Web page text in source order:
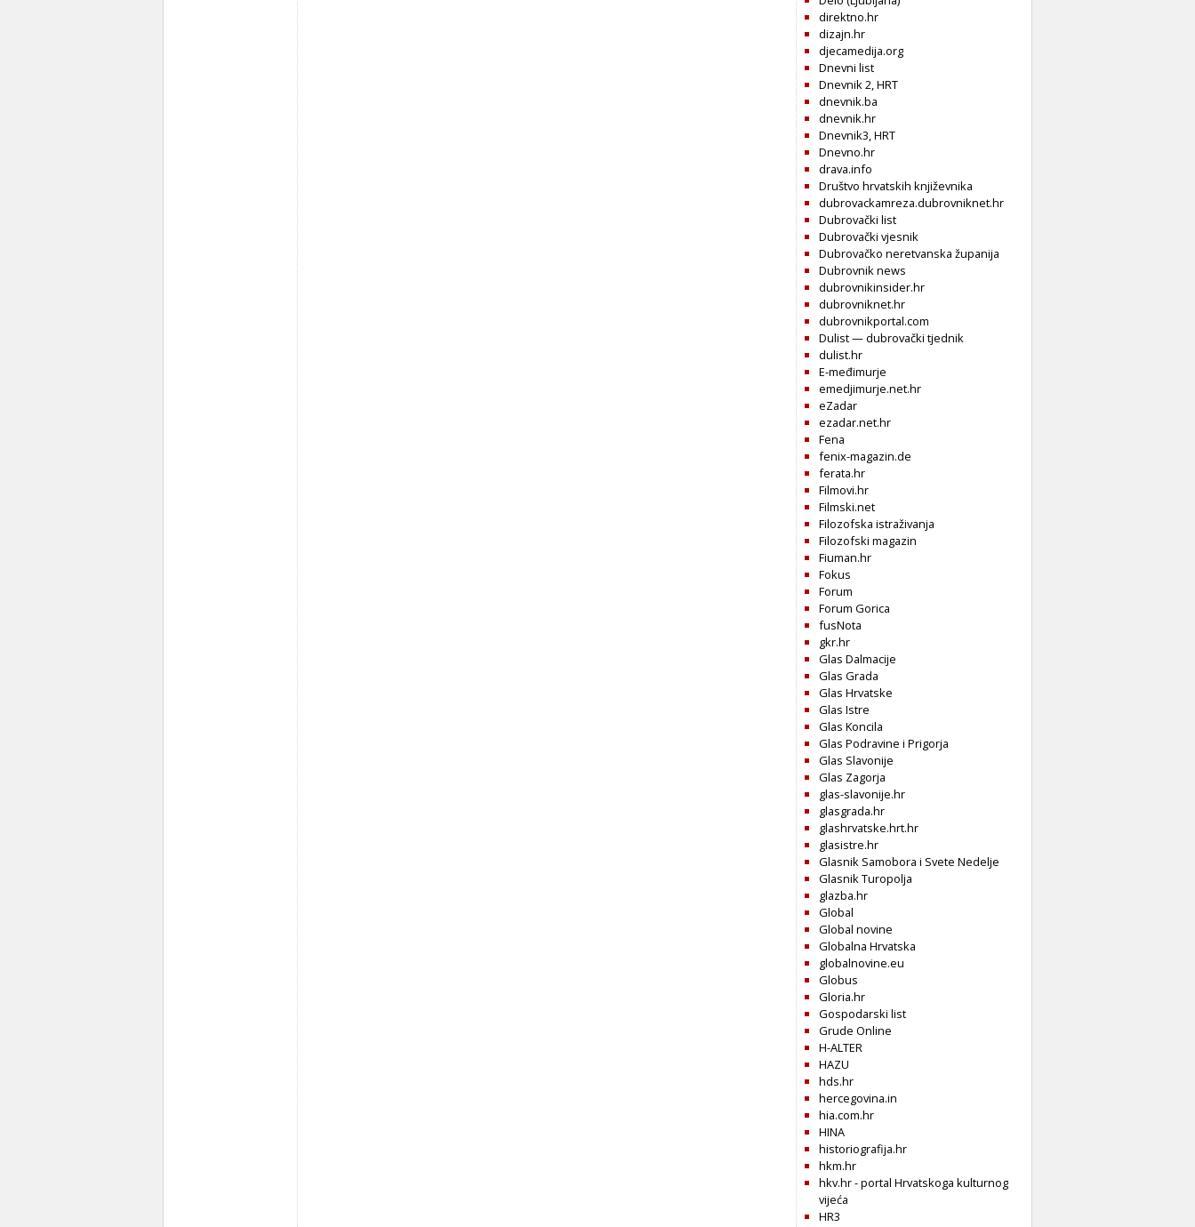
direktno.hr
dizajn.hr
djecamedija.org
Dnevni list
Dnevnik 2, HRT
dnevnik.ba
dnevnik.hr
Dnevnik3, HRT
Dnevno.hr
drava.info
Društvo hrvatskih književnika
dubrovackamreza.dubrovniknet.hr
Dubrovački list
Dubrovački vjesnik
Dubrovačko neretvanska županija
Dubrovnik news
dubrovnikinsider.hr
dubrovniknet.hr
dubrovnikportal.com
Dulist — dubrovački tjednik
dulist.hr
E-međimurje
emedjimurje.net.hr
eZadar
ezadar.net.hr
Fena
fenix-magazin.de
ferata.hr
Filmovi.hr
Filmski.net
Filozofska istraživanja
Filozofski magazin
Fiuman.hr
Fokus
Forum
Forum Gorica
fusNota
gkr.hr
Glas Dalmacije
Glas Grada
Glas Hrvatske
Glas Istre
Glas Koncila
Glas Podravine i Prigorja
Glas Slavonije
Glas Zagorja
glas-slavonije.hr
glasgrada.hr
glashrvatske.hrt.hr
glasistre.hr
Glasnik Samobora i Svete Nedelje
Glasnik Turopolja
glazba.hr
Global
Global novine
Globalna Hrvatska
globalnovine.eu
Globus
Gloria.hr
Gospodarski list
Grude Online
H-ALTER
HAZU
hds.hr
hercegovina.in
hia.com.hr
HINA
historiografija.hr
hkm.hr
hkv.hr - portal Hrvatskoga kulturnog
vijeća
HR3